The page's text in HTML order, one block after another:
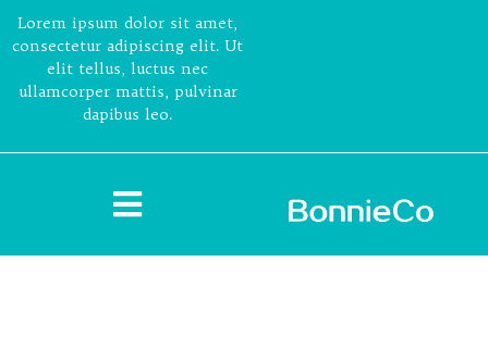
Lorem ipsum dolor sit amet,
consectetur adipiscing elit. Ut
elit tellus, luctus nec
ullamcorper mattis, pulvinar
dapibus leo.